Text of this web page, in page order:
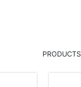
PRODUCTS